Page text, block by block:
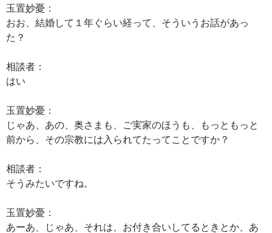
玉置妙憂：
おお、結婚して１年ぐらい経って、そういうお話があっ
た？
相談者：
はい
玉置妙憂：
じゃあ、あの、奥さまも、ご実家のほうも、もっともっと
前から、その宗教には入られてたってことですか？
相談者：
そうみたいですね。
玉置妙憂：
あーあ、じゃあ、それは、お付き合いしてるときとか、あ